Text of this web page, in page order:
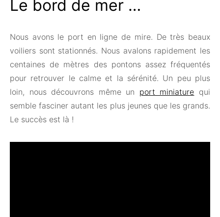
Le bord de mer …
Nous avons le port en ligne de mire. De très beaux
voiliers sont stationnés. Nous avalons rapidement les
centaines de mètres des pontons assez fréquentés
pour retrouver le calme et la sérénité. Un peu plus
loin, nous découvrons même un port miniature qui
semble fasciner autant les plus jeunes que les grands.
Le succès est là !